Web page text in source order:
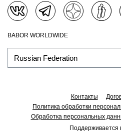
BABOR WORLDWIDE
Контакты
Политика обработки
Обработка персональных
Поддерживается